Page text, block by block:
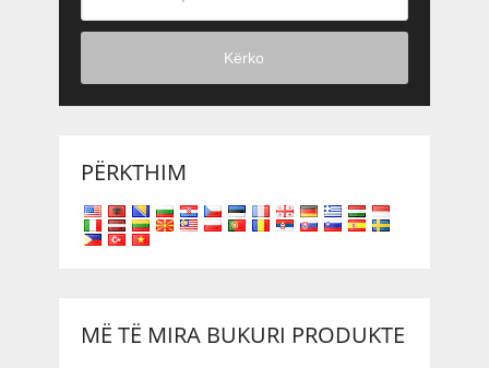
Kërko
PËRKTHIM
MË TË MIRA BUKURI PRODUKTE